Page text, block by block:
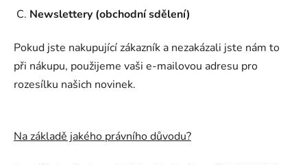
C. Newslettery (obchodní sdělení)
Pokud jste nakupující zákazník a nezakázali jste nám to
při nákupu, použijeme vaši e-mailovou adresu pro
rozesílku našich novinek.
Na základě jakého právního důvodu?